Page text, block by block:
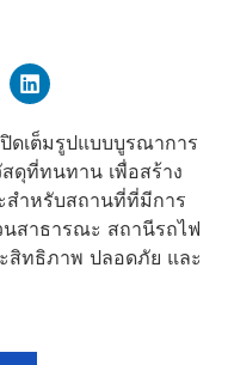
ดเต็มรูปแบบบูรณาการ
สดุที่ทนทาน เพื่อสร้าง
ำหรับสถานที่ที่มีการ
นสาธารณะ สถานีรถไฟ
สิทธิภาพ ปลอดภัย และ